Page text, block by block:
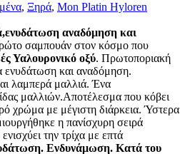
, Ξηρά, Mon Platin Hyloren
αναδόμηση και
σαμπουάν στον κόσμο που
Υαλουρονικό οξύ. Πρωτοποριακή
ενυδάτωση και αναδόμηση.
λαμπερά μαλλιά. Ένα
μαλλιών.Αποτέλεσμα που κόβει
χρώμα με μέγιστη διάρκεια. Ύστερα
η πανίσχυρη σειρά
την τρίχα με επτά
Ενδυνάμωση. Κατά του